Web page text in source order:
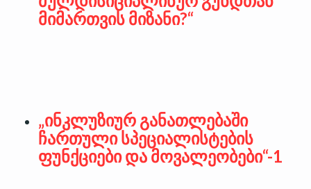
მიმართვის მიზანი?“
„ინკლუზიურ განათლებაში
ჩართული სპეციალისტების
ფუნქციები და მოვალეობები“-1